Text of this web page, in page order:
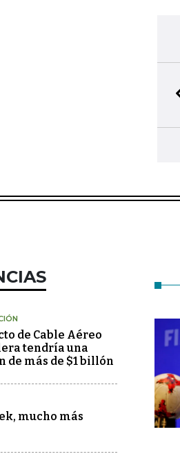
de Cable Aéreo
tendría una
de más de $1 billón
mucho más